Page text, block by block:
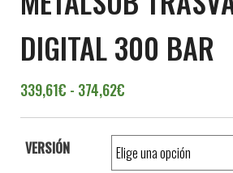
DIGITAL 300 BAR
339,61€ - 374,62€
VERSIÓN